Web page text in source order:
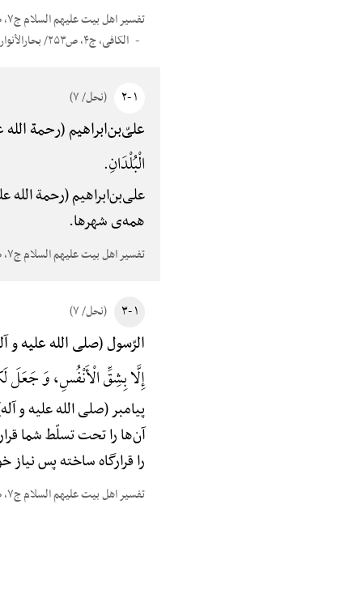
تفسیر اهل بیت علیهم السلام ج۷، ص۵۹۸
الکافی، ج۴، ص۲۵۳/ بحارالأنوار، ج۹۶، ص۱۲/ العیاشی، ج۲، ص۲۵۴/ علل الشرایع، ج۲، ص۴۵۷ / وسایل الشیعهًْ، ج۱۱، ص۱۱۰/ نورالثقلین/ البرهان
۱ -۲ (نحل/ ۷)
علی‌ّبن‌ابراهیم (رحمة الله
الْبُلْدَانِ.
علی‌بن‌ابراهیم (رحمة الله
همه‌ی شهرها.
تفسیر اهل بیت علیهم السلام ج۷، ص۶۰۰
۱ -۳ (نحل/ ۷)
الرّسول (صلی الله علیه و
إِلَّا بِشِقِّ الْأَنْفُسِ، وَ جَعَلَ
پیامبر (صلی الله علیه و
آن‌ها را تحت تسلّط شما
را قرارگاه ساخته پس
تفسیر اهل بیت علیهم السلام ج۷، ص۶۰۰